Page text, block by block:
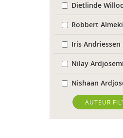
Dietlinde
Robbert
Iris Andriessen
Nilay
Nishaan
Siela
Nicole van
AUTEUR